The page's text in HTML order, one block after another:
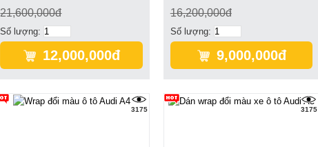
21,600,000đ
Số lượng:
12,000,000đ
16,200,000đ
Số lượng:
9,000,000đ
3175 3175